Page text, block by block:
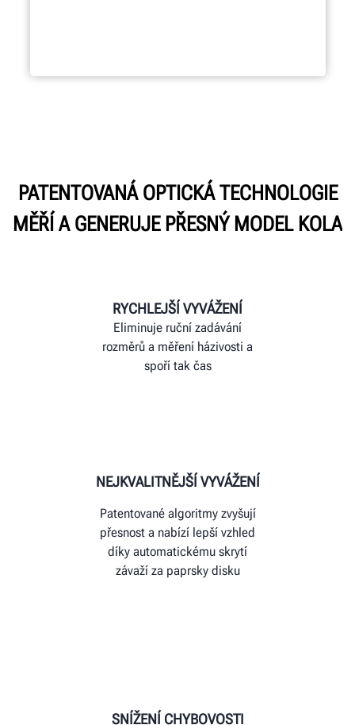
PATENTOVANÁ OPTICKÁ TECHNOLOGIE
MĚŘÍ A GENERUJE PŘESNÝ MODEL KOLA
RYCHLEJŠÍ VYVÁŽENÍ
Eliminuje ruční zadávání
rozměrů a měření házivosti a
spoří tak čas
NEJKVALITNĚJŠÍ VYVÁŽENÍ
Patentované algoritmy zvyšují
přesnost a nabízí lepší vzhled
díky automatickému skrytí
závaží za paprsky disku
SNÍŽENÍ CHYBOVOSTI